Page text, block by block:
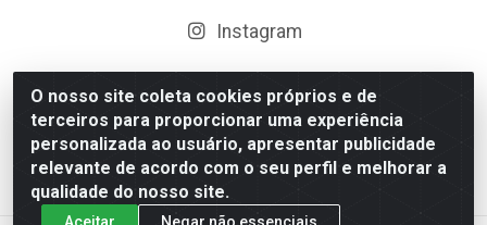
O nosso site coleta cookies próprios e de
terceiros para proporcionar uma experiência
personalizada ao usuário, apresentar publicidade
relevante de acordo com o seu perfil e melhorar a
qualidade do nosso site.
Aceitar Negar não essenciais
Instagram
Distribuidora de Cosméticos Antoneto LTDA - BA-052,
km 87 - Industrial, Ipirá - BA, 44600-000 - CNPJ
10.984.107/0001-75